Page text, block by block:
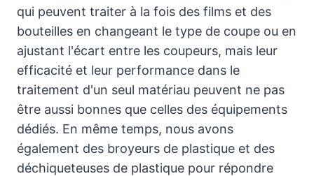
qui peuvent traiter à la fois des films et des
bouteilles en changeant le type de coupe ou en
ajustant l'écart entre les coupeurs, mais leur
efficacité et leur performance dans le
traitement d'un seul matériau peuvent ne pas
être aussi bonnes que celles des équipements
dédiés. En même temps, nous avons
également des broyeurs de plastique et des
déchiqueteuses de plastique pour répondre